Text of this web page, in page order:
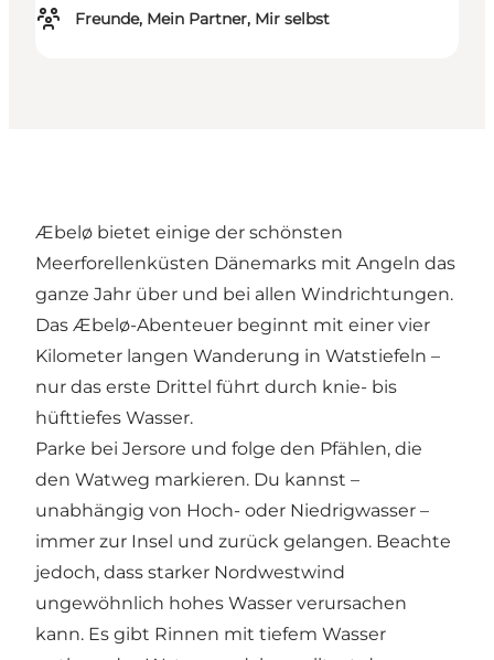
Freunde, Mein Partner, Mir selbst
Æbelø bietet einige der schönsten
Meerforellenküsten Dänemarks mit Angeln das
ganze Jahr über und bei allen Windrichtungen.
Das Æbelø-Abenteuer beginnt mit einer vier
Kilometer langen Wanderung in Watstiefeln –
nur das erste Drittel führt durch knie- bis
hüfttiefes Wasser.
Parke bei Jersore und folge den Pfählen, die
den Watweg markieren. Du kannst –
unabhängig von Hoch- oder Niedrigwasser –
immer zur Insel und zurück gelangen. Beachte
jedoch, dass starker Nordwestwind
ungewöhnlich hohes Wasser verursachen
kann. Es gibt Rinnen mit tiefem Wasser